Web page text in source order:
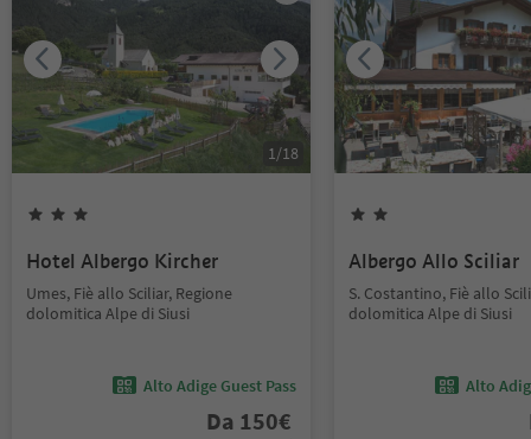
1/18
Hotel Albergo Kircher
Umes, Fiè allo Sciliar, Regione
dolomitica Alpe di Siusi
Alto Adige Guest Pass
Da 150€
Albergo Allo Sciliar
S. Costantino, Fiè allo
dolomitica Alpe di Siusi
Alto